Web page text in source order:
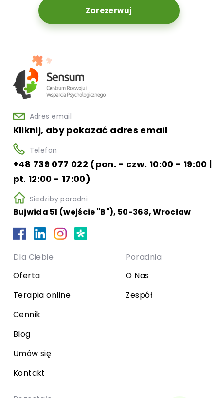
Zarezerwuj
Adres email
Kliknij, aby pokazać adres email
Telefon
+48 739 077 022 (pon. - czw. 10:00 - 19:00 |
pt. 12:00 - 17:00)
Siedziby poradni
Bujwida 51 (wejście "B"), 50-368, Wrocław
Dla Ciebie
Oferta
Terapia online
Cennik
Blog
Umów się
Kontakt
Poradnia
O Nas
Zespół